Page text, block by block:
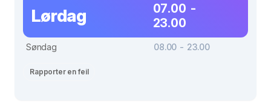
Lørdag
07.00 -
23.00
Søndag 08.00 - 23.00
Rapporter en feil